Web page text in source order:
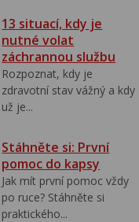
13 situací, kdy je
nutné volat
záchrannou službu
Rozpoznat, kdy je
zdravotní stav vážný a kdy
už je...
Stáhněte si: První
pomoc do kapsy
Jak mít první pomoc vždy
po ruce? Stáhněte si
praktického...